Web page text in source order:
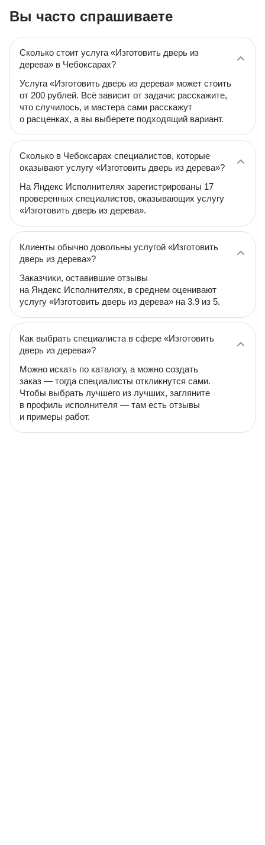
Вы часто спрашиваете
Сколько стоит услуга «Изготовить дверь из
дерева» в Чебоксарах?
Услуга «Изготовить дверь из дерева» может стоить
от 200 рублей. Всё зависит от задачи: расскажите,
что случилось, и мастера сами расскажут
о расценках, а вы выберете подходящий вариант.
Сколько в Чебоксарах специалистов, которые
оказывают услугу «Изготовить дверь из дерева»?
На Яндекс Исполнителях зарегистрированы 17
проверенных специалистов, оказывающих услугу
«Изготовить дверь из дерева».
Клиенты обычно довольны услугой «Изготовить
дверь из дерева»?
Заказчики, оставившие отзывы
на Яндекс Исполнителях, в среднем оценивают
услугу «Изготовить дверь из дерева» на 3.9 из 5.
Как выбрать специалиста в сфере «Изготовить
дверь из дерева»?
Можно искать по каталогу, а можно создать
заказ — тогда специалисты откликнутся сами.
Чтобы выбрать лучшего из лучших, загляните
в профиль исполнителя — там есть отзывы
и примеры работ.